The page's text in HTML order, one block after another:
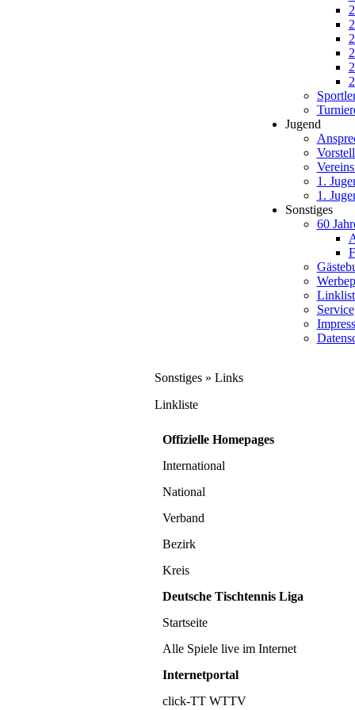
Jugend
1.
1.
Sonstiges
60
Service
Sonstiges » Links
Linkliste
Offizielle Homepages
International
National
Verband
Bezirk
Kreis
Deutsche Tischtennis Liga
Startseite
Alle Spiele live im Internet
Internetportal
click-TT WTTV